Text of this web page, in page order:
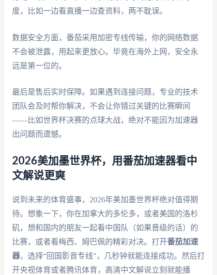
度，比如一边看直播一边查资料，两不耽误。
数据安全方面，番茄采用加密专线传输，你的网络数据
不会被泄露，用起来更放心。毕竟在海外上网，安全永
远是第一位的。
最后是售后实时保障。如果遇到连接问题，专业的技术
团队会及时帮你解决，不会让你错过关键的比赛瞬间
——比如世界杯决赛的点球大战，绝对不能因为加速器
出问题而遗憾。
2026美加墨世界杯，用番茄加速器看中
文解说更爽
说到未来的体育盛事，2026年美加墨世界杯绝对值得期
待。想象一下，你在加拿大的多伦多，或者美国的洛杉
矶，想和国内的朋友一起看中国队（如果晋级的话）的
比赛，或者看梅西、姆巴佩的精彩对决。打开番茄加速
器，选择“回国影音专线”，几秒钟就能连接成功。然后打
开央视体育或者腾讯体育，高清中文解说立刻就能播